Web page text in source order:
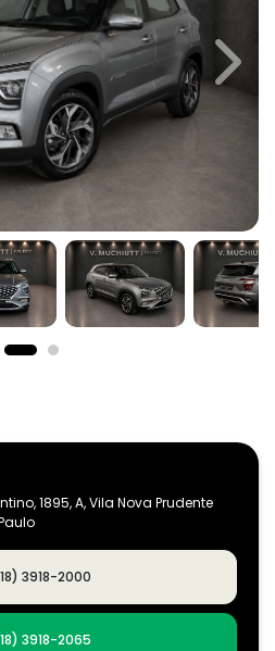
Next
1895, A, Vila Nova Prudente
3918-2000
3918-2065